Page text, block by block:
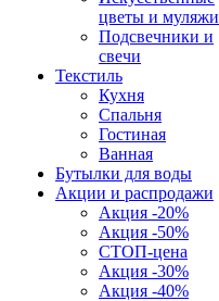
цветы и муляжи
Подсвечники и
свечи
Текстиль
Кухня
Спальня
Гостиная
Ванная
Бутылки для воды
Акции и распродажи
Акция -20%
Акция -50%
СТОП-цена
Акция -30%
Акция -40%